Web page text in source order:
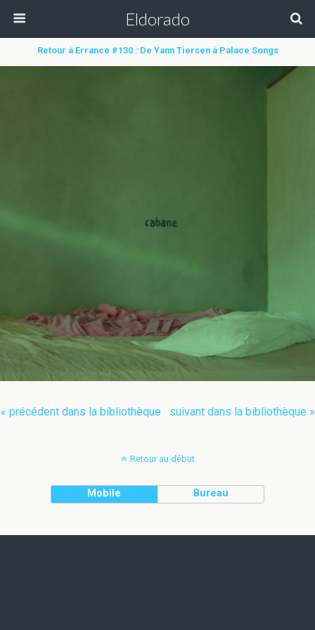
Eldorado
Retour à Errance #130 : De Yann Tiersen à Palace Songs
« précédent dans la bibliothèque suivant dans la bibliothèque »
Retour au début
Mobile Bureau